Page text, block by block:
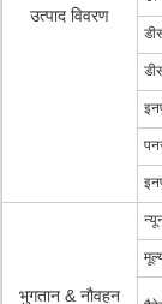
उत्पाद विवरण
भुगतान & नौवहन